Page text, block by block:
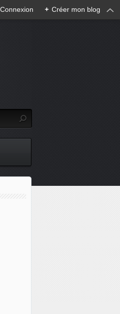
Connexion + Créer mon blog